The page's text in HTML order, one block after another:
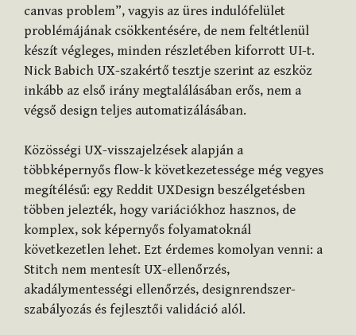
canvas problem”, vagyis az üres indulófelület
problémájának csökkentésére, de nem feltétlenül
készít végleges, minden részletében kiforrott UI-t.
Nick Babich UX-szakértő tesztje szerint az eszköz
inkább az első irány megtalálásában erős, nem a
végső design teljes automatizálásában.
Közösségi UX-visszajelzések alapján a
többképernyős flow-k következetessége még vegyes
megítélésű: egy Reddit UXDesign beszélgetésben
többen jelezték, hogy variációkhoz hasznos, de
komplex, sok képernyős folyamatoknál
következetlen lehet. Ezt érdemes komolyan venni: a
Stitch nem mentesít UX-ellenőrzés,
akadálymentességi ellenőrzés, designrendszer-
szabályozás és fejlesztői validáció alól.